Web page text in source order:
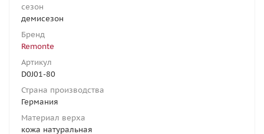
сезон
демисезон
Бренд
Remonte
Артикул
D0J01-80
Страна производства
Германия
Материал верха
кожа натуральная